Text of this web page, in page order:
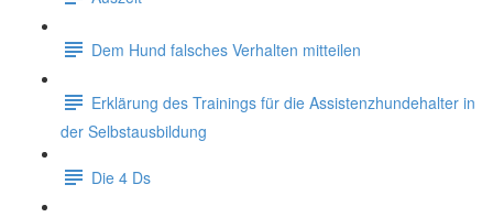
Dem Hund falsches Verhalten mitteilen
Erklärung des Trainings für die Assistenzhundehalter in
der Selbstausbildung
Die 4 Ds